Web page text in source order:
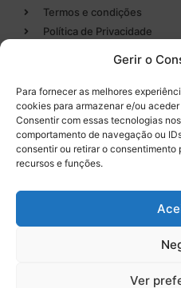
Gerir o
Para fornecer as melhores
cookies para armazenar e/ou
Consentir com essas tecnologias
comportamento de navegação ou
consentir ou retirar o
recursos e funções.
Ver
Termos e condições
Política de Privacidade
Categorias
Endodontia
Higiene Oral